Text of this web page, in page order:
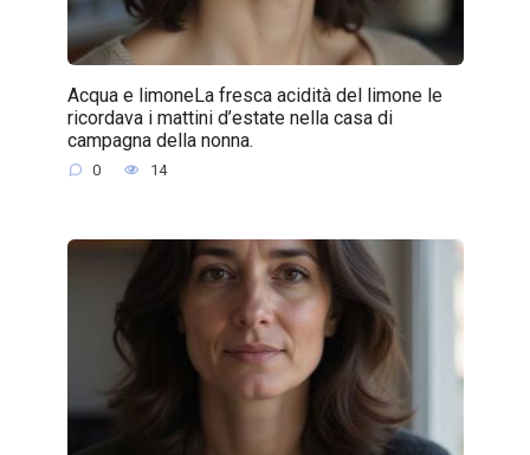
Acqua e limoneLa fresca acidità del limone le
ricordava i mattini d’estate nella casa di
campagna della nonna.
0 14